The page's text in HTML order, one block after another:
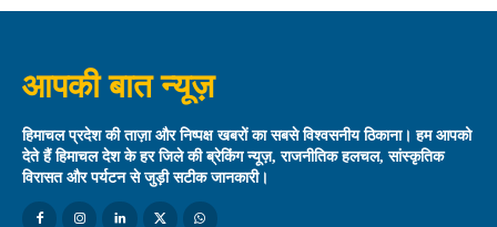
आपकी बात न्यूज़
हिमाचल प्रदेश की ताज़ा और निष्पक्ष खबरों का सबसे विश्वसनीय ठिकाना। हम आपको
देते हैं हिमाचल देश के हर जिले की ब्रेकिंग न्यूज़, राजनीतिक हलचल, सांस्कृतिक
विरासत और पर्यटन से जुड़ी सटीक जानकारी।